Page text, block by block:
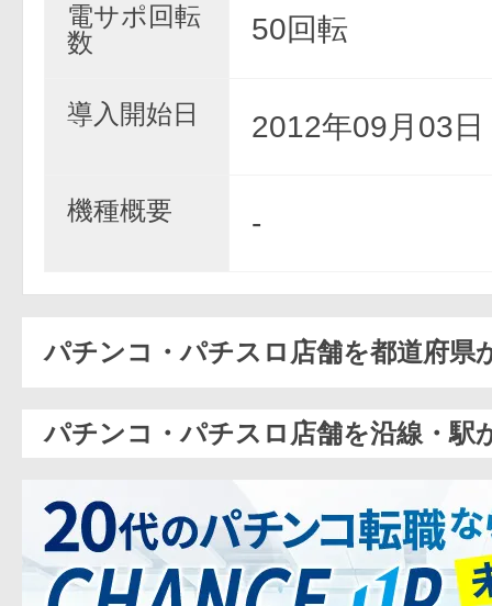
電サポ回転
数
50回転
導入開始日 2012年09月03日
機種概要 -
パチンコ・パチスロ店舗を都道府県
パチンコ・パチスロ店舗を沿線・駅